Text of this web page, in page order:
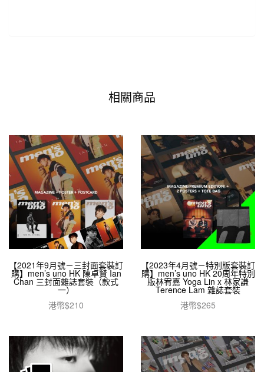
相關商品
【2021年9月號－三封面套裝訂
購】men’s uno HK 陳卓賢 Ian
Chan 三封面雜誌套裝（款式
一）
港幣$210
【2023年4月號－特別版套裝訂
購】men’s uno HK 20周年特別
版林宥嘉 Yoga Lin x 林家謙
Terence Lam 雜誌套裝
港幣$265